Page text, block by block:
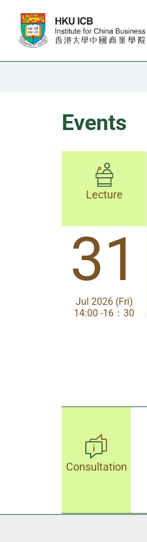
Events
Lecture
31
Jul 2026 (Fri)
14:00-17:30
Lecture
31
Jul 2026 (Fri)
14:00 -16：30
Consultation